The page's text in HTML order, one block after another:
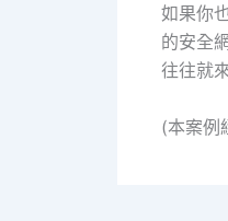
如果你
的安全
往往就
(本案例